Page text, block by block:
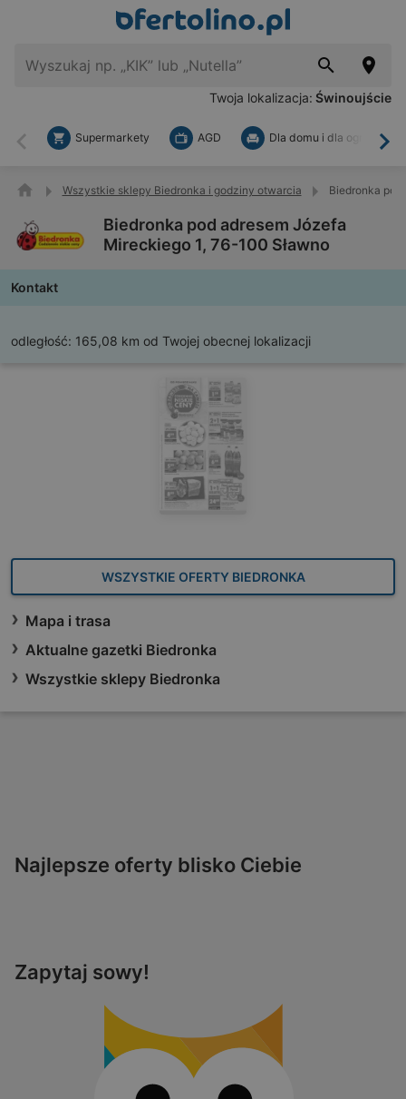
Twoja lokalizacja: Świnoujście
Wstecz
Supermarkety AGD Dla domu i dla ogrodu
Wszystkie sklepy Biedronka i godziny otwarcia Biedronka
Biedronka pod adresem Józefa
Mireckiego 1, 76-100 Sławno
Kontakt
odległość: 165,08 km od Twojej obecnej lokalizacji
WSZYSTKIE OFERTY BIEDRONKA
Mapa i trasa
Aktualne gazetki Biedronka
Wszystkie sklepy Biedronka
Najlepsze oferty blisko Ciebie
Zapytaj sowy!